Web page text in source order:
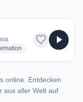
radio stations
favorite play_arrow
online. Entdecken
aus aller Welt auf